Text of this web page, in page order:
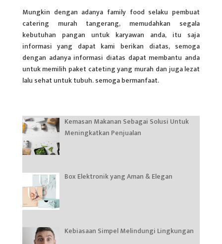
Mungkin dengan adanya family food selaku pembuat
catering murah tangerang, memudahkan segala
kebutuhan pangan untuk karyawan anda, itu saja
informasi yang dapat kami berikan diatas, semoga
dengan adanya informasi diatas dapat membantu anda
untuk memilih paket cateting yang murah dan juga lezat
lalu sehat untuk tubuh. semoga bermanfaat.
Kemasan Makanan Sebagai Solusi Untuk
Meningkatkan Penjualan
Box Elektronik yang Aman & Elegan
Kebiasaan Simpel Melindungi Lingkungan